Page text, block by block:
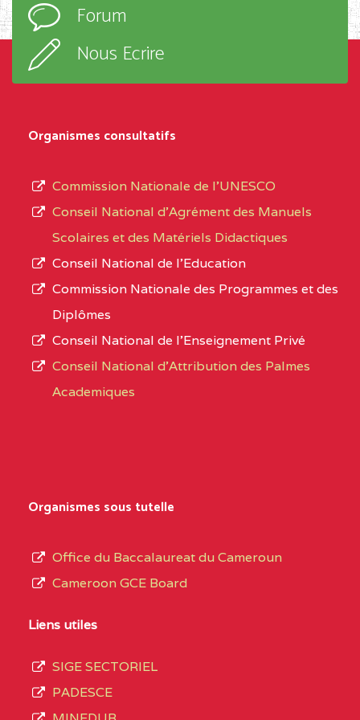
D'ENSEIGNEMENT
PROFESSIONNEL
(CEGEP) STE FOI BP
:4740 YAOUNDE
CENTRE
COLLEGE PANAFRICAIN
DE L'EXCELLENCE BP
CENTRE
COLLEGE PRIVE
CENTRE
COLLEGE PRIVE LAIC
SAINT MICHEL
CENTRE
d’enseignement,
type
L’offre
d’éducation
de
du
de
septembre
Forum
Nous Ecrire
Organismes consultatifs
Commission Nationale de l’UNESCO
Conseil National d’Agrément des Manuels
Scolaires et des Matériels Didactiques
Conseil National de l’Education
Commission Nationale des Programmes et des
Diplômes
Conseil National de l’Enseignement Privé
Conseil National d'Attribution des Palmes
Academiques
Organismes sous tutelle
Office du Baccalaureat du Cameroun
Cameroon GCE Board
Liens utiles
SIGE SECTORIEL
PADESCE